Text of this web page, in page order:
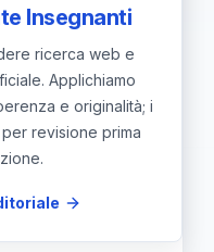
Insegnanti
ricerca web e
Applichiamo
e originalità; i
revisione prima